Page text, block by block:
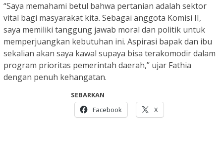
“Saya memahami betul bahwa pertanian adalah sektor
vital bagi masyarakat kita. Sebagai anggota Komisi II,
saya memiliki tanggung jawab moral dan politik untuk
memperjuangkan kebutuhan ini. Aspirasi bapak dan ibu
sekalian akan saya kawal supaya bisa terakomodir dalam
program prioritas pemerintah daerah,” ujar Fathia
dengan penuh kehangatan.
SEBARKAN
Facebook
X